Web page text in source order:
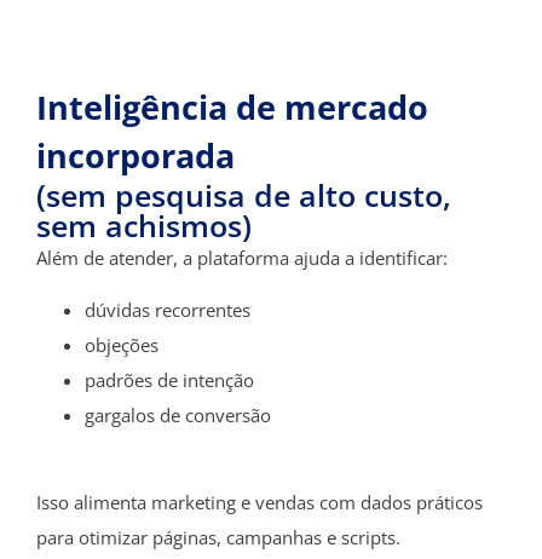
Inteligência de mercado
incorporada
(sem pesquisa de alto custo,
sem achismos)
Além de atender, a plataforma ajuda a identificar:
dúvidas recorrentes
objeções
padrões de intenção
gargalos de conversão
Isso alimenta marketing e vendas com dados práticos
para otimizar páginas, campanhas e scripts.